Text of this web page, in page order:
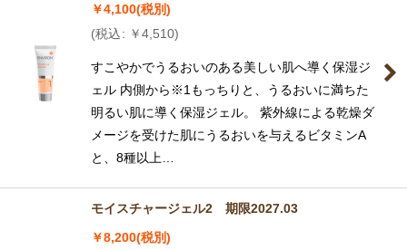
￥4,100(税別)
(税込: ￥4,510)
すこやかでうるおいのある美しい肌へ導く保湿ジ
ェル 内側から※1もっちりと、うるおいに満ちた
明るい肌に導く保湿ジェル。 紫外線による乾燥ダ
メージを受けた肌にうるおいを与えるビタミンA
と、8種以上…
モイスチャージェル2 期限2027.03
￥8,200(税別)